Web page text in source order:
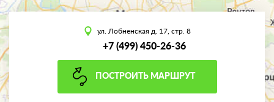
ул. Лобненская д. 17, стр. 8
+7 (499) 450-26-36
ПОСТРОИТЬ МАРШРУТ